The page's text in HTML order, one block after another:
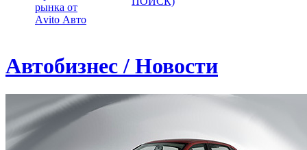
рынка от
Аvito Авто
Автобизнес / Новости